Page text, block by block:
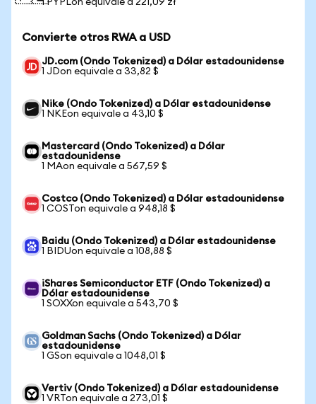
1 PYPLon equivale a 221,09 zł
Convierte otros RWA a USD
JD.com (Ondo Tokenized) a Dólar estadounidense
1 JDon equivale a 33,82 $
Nike (Ondo Tokenized) a Dólar estadounidense
1 NKEon equivale a 43,10 $
Mastercard (Ondo Tokenized) a Dólar
estadounidense
1 MAon equivale a 567,59 $
Costco (Ondo Tokenized) a Dólar estadounidense
1 COSTon equivale a 948,18 $
Baidu (Ondo Tokenized) a Dólar estadounidense
1 BIDUon equivale a 108,88 $
iShares Semiconductor ETF (Ondo Tokenized) a
Dólar estadounidense
1 SOXXon equivale a 543,70 $
Goldman Sachs (Ondo Tokenized) a Dólar
estadounidense
1 GSon equivale a 1048,01 $
Vertiv (Ondo Tokenized) a Dólar estadounidense
1 VRTon equivale a 273,01 $